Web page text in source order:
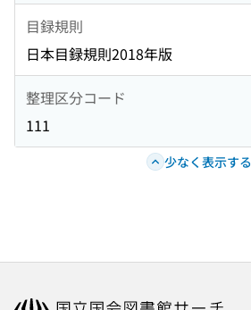
目録規則
日本目録規則2018年版
整理区分コード
111
少なく表示する